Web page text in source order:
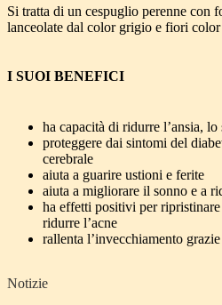
Si tratta di un cespuglio perenne con
lanceolate dal color grigio e fiori
I SUOI
ha capacità di ridurre l’ansia,
proteggere dai sintomi del
cerebrale
aiuta a guarire ustioni e ferite
aiuta a migliorare il sonno e a
ha effetti positivi per
ridurre l’acne
rallenta l’invecchiamento
Notizie